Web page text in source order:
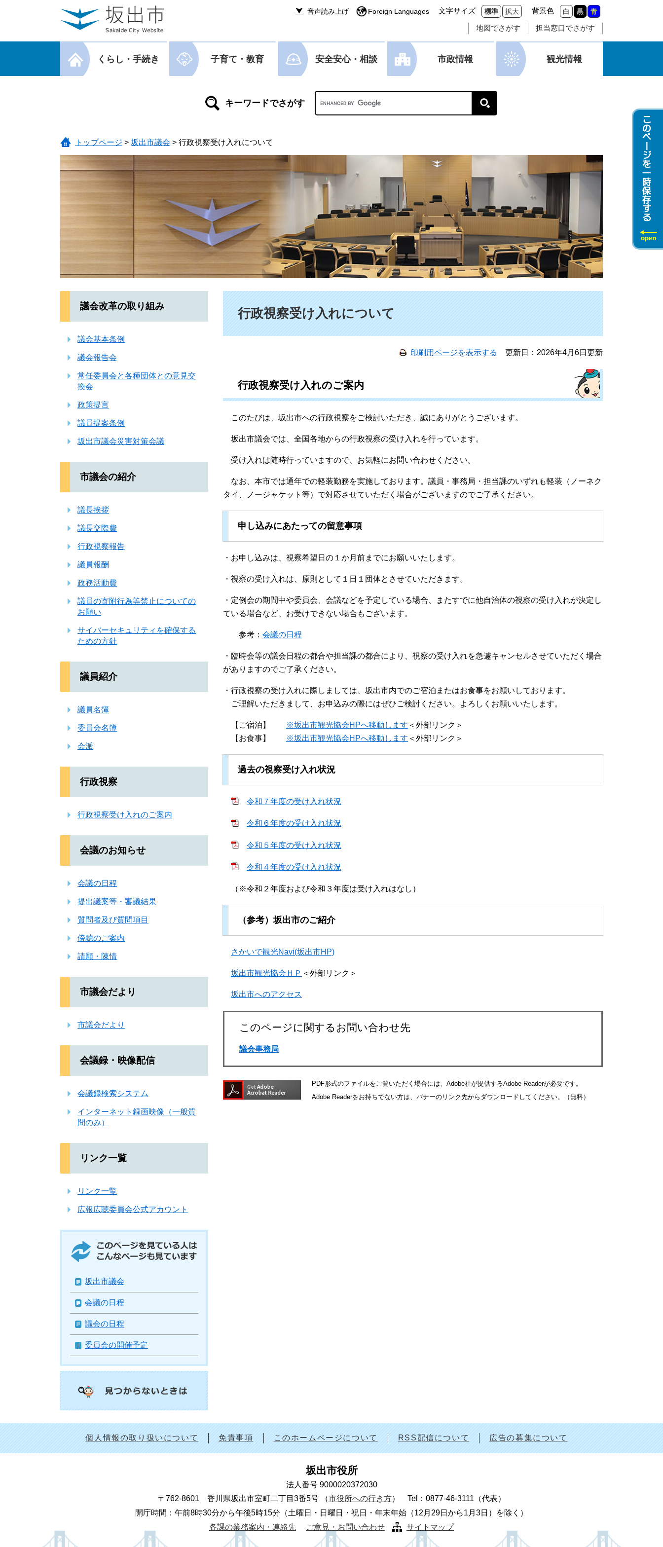
音声読み上げ Foreign Languages 文字サイズ 標準 拡大 背景色 白 黒 青
地図でさがす 担当窓口でさがす
メニューを閉じる
くらし・手続き 子育て・教育 安全安心・相談 市政情報 観光情報
Googleカスタム検索
トップページ > 坂出市議会 > 行政視察受け入れについて
議会改革の取り組み
議会基本条例
議会報告会
常任委員会と各種団体との意見交
換会
政策提言
議員提案条例
坂出市議会災害対策会議
市議会の紹介
議長挨拶
議長交際費
行政視察報告
議員報酬
政務活動費
議員の寄附行為等禁止についての
お願い
サイバーセキュリティを確保する
ための方針
議員紹介
議員名簿
委員会名簿
会派
行政視察
行政視察受け入れのご案内
会議のお知らせ
会議の日程
提出議案等・審議結果
質問者及び質問項目
傍聴のご案内
請願・陳情
市議会だより
市議会だより
会議録・映像配信
会議録検索システム
インターネット録画映像（一般質
問のみ）
リンク一覧
リンク一覧
広報広聴委員会公式アカウント
も見ています
坂出市議会
会議の日程
議会の日程
委員会の開催予定
行政視察受け入れについて
印刷用ページを表示する 更新日：2026年4月6日更新
行政視察受け入れのご案内
このたびは、坂出市への行政視察をご検討いただき、誠にありがとうございます。
坂出市議会では、全国各地からの行政視察の受け入れを行っています。
受け入れは随時行っていますので、お気軽にお問い合わせください。
なお、本市では通年での軽装勤務を実施しております。議員・事務局・担当課のいずれも軽装（ノーネク
タイ、ノージャケット等）で対応させていただく場合がございますのでご了承ください。
申し込みにあたっての留意事項
・お申し込みは、視察希望日の１か月前までにお願いいたします。
・視察の受け入れは、原則として１日１団体とさせていただきます。
・定例会の期間中や委員会、会議などを予定している場合、またすでに他自治体の視察の受け入れが決定し
ている場合など、お受けできない場合もございます。
参考： 会議の日程
・臨時会等の議会日程の都合や担当課の都合により、視察の受け入れを急遽キャンセルさせていただく場合
がありますのでご了承ください。
・行政視察の受け入れに際しましては、坂出市内でのご宿泊またはお食事をお願いしております。
ご理解いただきまして、お申込みの際にはぜひご検討ください。よろしくお願いいたします。
【ご宿泊】 ※坂出市観光協会HPへ移動します ＜外部リンク＞
【お食事】
※坂出市観光協会HPへ移動します ＜外部リンク＞
過去の視察受け入れ状況
令和７年度の受け入れ状況
令和６年度の受け入れ状況
令和５年度の受け入れ状況
令和４年度の受け入れ状況
（※令和２年度および令和３年度は受け入れはなし）
（参考）坂出市のご紹介
さかいで観光Navi(坂出市HP)
坂出市観光協会ＨＰ ＜外部リンク＞
坂出市へのアクセス
このページに関するお問い合わせ先
議会事務局
PDF形式のファイルをご覧いただく場合には、Adobe社が提供するAdobe Readerが必要です。
Adobe Readerをお持ちでない方は、バナーのリンク先からダウンロードしてください。（無料）
個人情報の取り扱いについて 免責事項 このホームページについて RSS配信について 広告の募集について
坂出市役所
法人番号 9000020372030
〒762-8601 香川県坂出市室町二丁目3番5号
（市役所への行き方）
Tel：0877-46-3111（代表）
開庁時間：午前8時30分から午後5時15分（土曜日・日曜日・祝日・年末年始（12月29日から1月3日）を除く）
各課の業務案内・連絡先
ご意見・お問い合わせ サイトマップ